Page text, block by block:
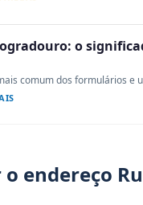
o
comum dos formulários e
endereço